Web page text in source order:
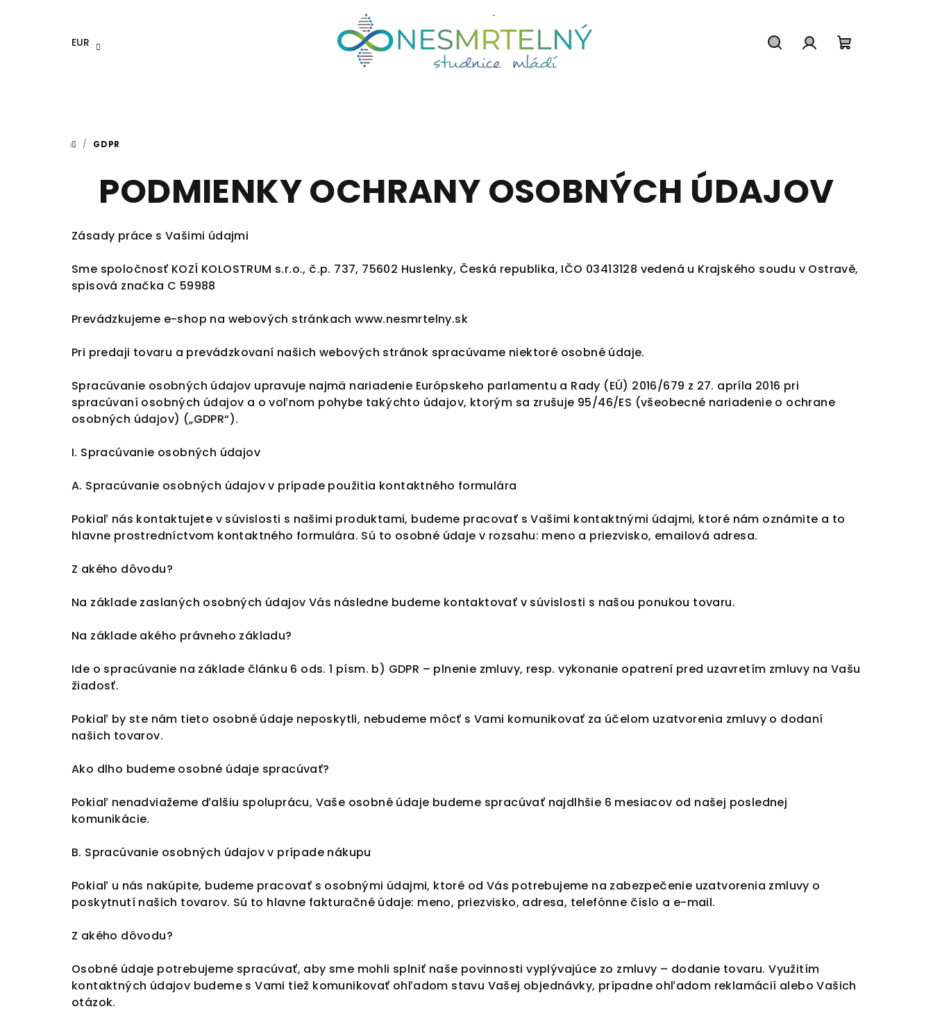
EUR
DOMOV
/ GDPR
PODMIENKY OCHRANY OSOBNÝCH ÚDAJOV
Zásady práce s Vašimi údajmi
Sme spoločnosť KOZÍ KOLOSTRUM s.r.o., č.p. 737, 75602 Huslenky, Česká republika, IČO 03413128 vedená u Krajského soudu v Ostravě,
spisová značka C 59988
Prevádzkujeme e-shop na webových stránkach www.nesmrtelny.sk
Pri predaji tovaru a prevádzkovaní našich webových stránok spracúvame niektoré osobné údaje.
Spracúvanie osobných údajov upravuje najmä nariadenie Európskeho parlamentu a Rady (EÚ) 2016/679 z 27. apríla 2016 pri
spracúvaní osobných údajov a o voľnom pohybe takýchto údajov, ktorým sa zrušuje 95/46/ES (všeobecné nariadenie o ochrane
osobných údajov) („GDPR“).
I. Spracúvanie osobných údajov
A. Spracúvanie osobných údajov v prípade použitia kontaktného formulára
Pokiaľ nás kontaktujete v súvislosti s našimi produktami, budeme pracovať s Vašimi kontaktnými údajmi, ktoré nám oznámite a to
hlavne prostredníctvom kontaktného formulára. Sú to osobné údaje v rozsahu: meno a priezvisko, emailová adresa.
Z akého dôvodu?
Na základe zaslaných osobných údajov Vás následne budeme kontaktovať v súvislosti s našou ponukou tovaru.
Na základe akého právneho základu?
Ide o spracúvanie na základe článku 6 ods. 1 písm. b) GDPR – plnenie zmluvy, resp. vykonanie opatrení pred uzavretím zmluvy na Vašu
žiadosť.
Pokiaľ by ste nám tieto osobné údaje neposkytli, nebudeme môcť s Vami komunikovať za účelom uzatvorenia zmluvy o dodaní
našich tovarov.
Ako dlho budeme osobné údaje spracúvať?
Pokiaľ nenadviažeme ďalšiu spoluprácu, Vaše osobné údaje budeme spracúvať najdlhšie 6 mesiacov od našej poslednej
komunikácie.
B. Spracúvanie osobných údajov v prípade nákupu
Pokiaľ u nás nakúpite, budeme pracovať s osobnými údajmi, ktoré od Vás potrebujeme na zabezpečenie uzatvorenia zmluvy o
poskytnutí našich tovarov. Sú to hlavne fakturačné údaje: meno, priezvisko, adresa, telefónne číslo a e-mail.
Z akého dôvodu?
Osobné údaje potrebujeme spracúvať, aby sme mohli splniť naše povinnosti vyplývajúce zo zmluvy – dodanie tovaru. Využitím
kontaktných údajov budeme s Vami tiež komunikovať ohľadom stavu Vašej objednávky, prípadne ohľadom reklamácií alebo Vašich
otázok.